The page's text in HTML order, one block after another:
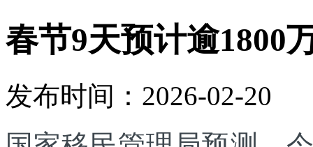
春节9天预计逾1800
发布时间：2026-02-20